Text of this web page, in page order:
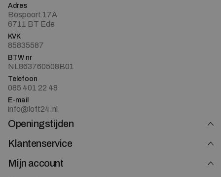
Adres
Bospoort 17A
6711 BT Ede
KVK
85835587
BTW nr
NL863760508B01
Telefoon
085 401 22 48
E-mail
info@loft24.nl
Openingstijden
Klantenservice
Mijn account